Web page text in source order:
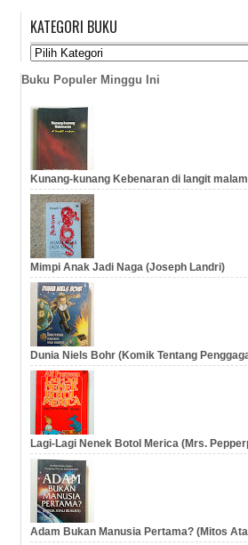
…
…
KATEGORI BUKU
Buku Populer Minggu Ini
Kunang-kunang Kebenaran di langit malam
Mimpi Anak Jadi Naga (Joseph Landri)
Dunia Niels Bohr (Komik Tentang
Lagi-Lagi Nenek Botol Merica (Mrs.
Adam Bukan Manusia Pertama? (Mitos